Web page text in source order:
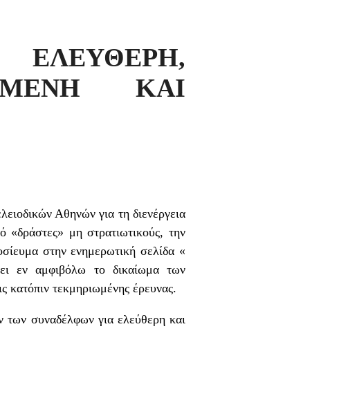
ΚΑΙ
Αθηνών για τη διενέργεια
«δράστες» μη στρατιωτικούς, την
στην ενημερωτική σελίδα «
εν αμφιβόλω το δικαίωμα των
τεκμηριωμένης έρευνας.
των συναδέλφων για ελεύθερη και